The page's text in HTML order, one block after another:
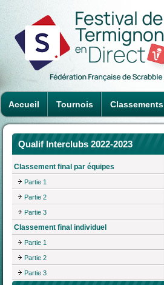
Accueil Tournois Classements
Qualif Interclubs 2022-2023
Classement final par équipes
Partie 1
Partie 2
Partie 3
Classement final individuel
Partie 1
Partie 2
Partie 3